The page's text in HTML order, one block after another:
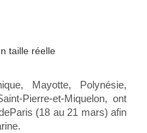
Mayotte, Polynésie,
Pierre-et-Miquelon, ont
(18 au 21 mars) afin